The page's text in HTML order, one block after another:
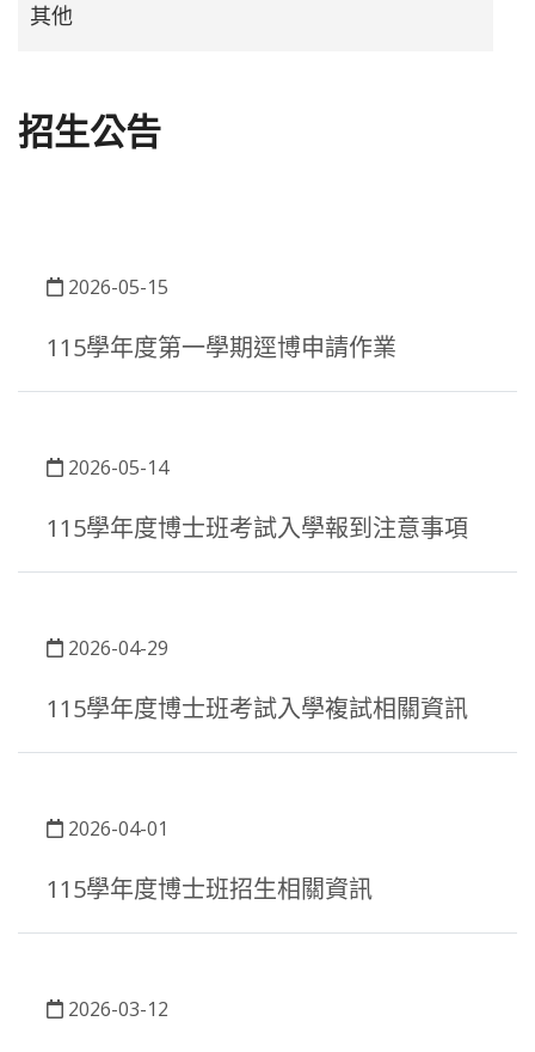
其他
招生公告
2026-05-15
115學年度第一學期逕博申請作業
2026-05-14
115學年度博士班考試入學報到注意事項
2026-04-29
115學年度博士班考試入學複試相關資訊
2026-04-01
115學年度博士班招生相關資訊
2026-03-12